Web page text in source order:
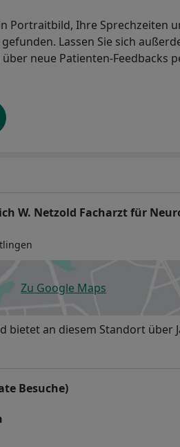
Portraitbild, Ihre Sprechzeiten
Lassen Sie sich
neue Patienten-Feedbacks
W. Netzold Facharzt für
Zu Google Mapsöffnet in einer neuen
bietet an diesem Standort über
Besuche)